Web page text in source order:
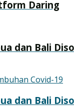
Daring
dan Bali
dan Bali